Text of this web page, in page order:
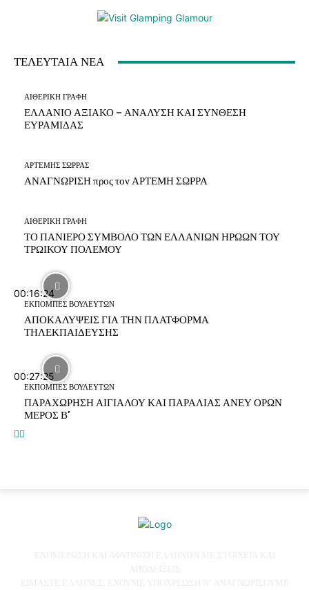
ΤΕΛΕΥΤΑΙΑ ΝΕΑ
ΑΙΘΕΡΙΚΗ ΓΡΑΦΗ
ΕΛΛΑΝΙΟ ΑΞΙΑΚΟ – ΑΝΑΛΥΣΗ ΚΑΙ ΣΥΝΘΕΣΗ
ΕΥΡΑΜΙΔΑΣ
ΑΡΤΕΜΗΣ ΣΩΡΡΑΣ
ΑΝΑΓΝΩΡΙΣΗ προς τον ΑΡΤΕΜΗ ΣΩΡΡΑ
ΑΙΘΕΡΙΚΗ ΓΡΑΦΗ
ΤΟ ΠΑΝΙΕΡΟ ΣΥΜΒΟΛΟ ΤΩΝ ΕΛΛΑΝΙΩΝ ΗΡΩΩΝ ΤΟΥ
ΤΡΩΙΚΟΥ ΠΟΛΕΜΟΥ
00:16:24
ΕΚΠΟΜΠΕΣ ΒΟΥΛΕΥΤΩΝ
ΑΠΟΚΑΛΥΨΕΙΣ ΓΙΑ ΤΗΝ ΠΛΑΤΦΟΡΜΑ
ΤΗΛΕΚΠΑΙΔΕΥΣΗΣ
00:27:25
ΕΚΠΟΜΠΕΣ ΒΟΥΛΕΥΤΩΝ
ΠΑΡΑΧΩΡΗΣΗ ΑΙΓΙΑΛΟΥ ΚΑΙ ΠΑΡΑΛΙΑΣ ΑΝΕΥ ΟΡΩΝ
ΜΕΡΟΣ Β’